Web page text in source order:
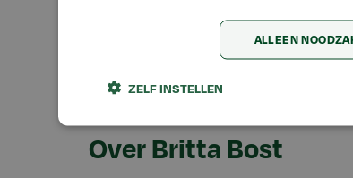
b.bost@aeres.nl
Over Britta Bost
ALLEEN
ZELF INSTELLEN